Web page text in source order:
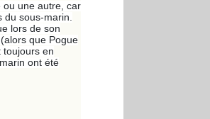
ou une autre, car
du sous-marin.
lors de son
que Pogue
toujours en
ont été